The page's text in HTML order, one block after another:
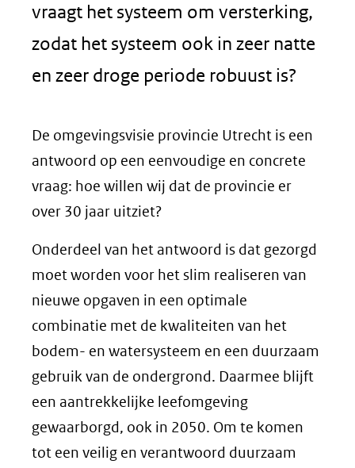
vraagt het systeem om versterking,
zodat het systeem ook in zeer natte
en zeer droge periode robuust is?
De omgevingsvisie provincie Utrecht is een
antwoord op een eenvoudige en concrete
vraag: hoe willen wij dat de provincie er
over 30 jaar uitziet?
Onderdeel van het antwoord is dat gezorgd
moet worden voor het slim realiseren van
nieuwe opgaven in een optimale
combinatie met de kwaliteiten van het
bodem- en watersysteem en een duurzaam
gebruik van de ondergrond. Daarmee blijft
een aantrekkelijke leefomgeving
gewaarborgd, ook in 2050. Om te komen
tot een veilig en verantwoord duurzaam